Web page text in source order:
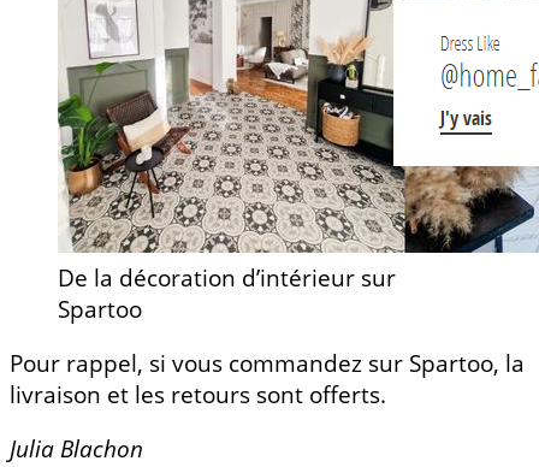
De la décoration d’intérieur sur
Spartoo
Pour rappel, si vous commandez sur Spartoo, la
livraison et les retours sont offerts.
Julia Blachon